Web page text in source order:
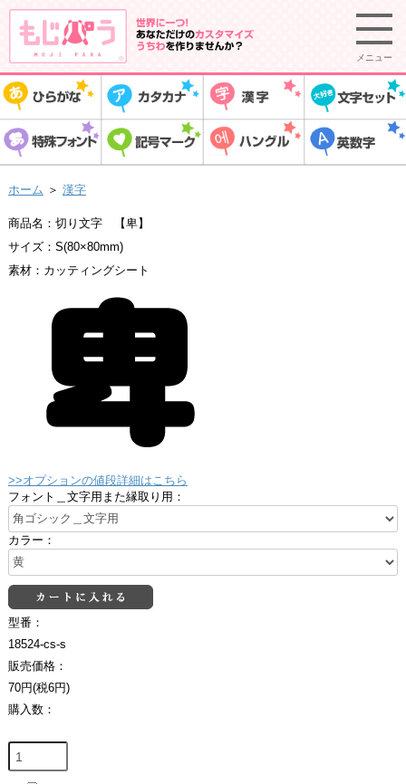
メニュー
ホーム ＞ 漢字
商品名：切り文字 【卑】
サイズ：S(80×80mm)
素材：カッティングシート
>>オプションの値段詳細はこちら
フォント＿文字用また縁取り用：
カラー：
型番：
18524-cs-s
販売価格：
70円(税6円)
購入数：